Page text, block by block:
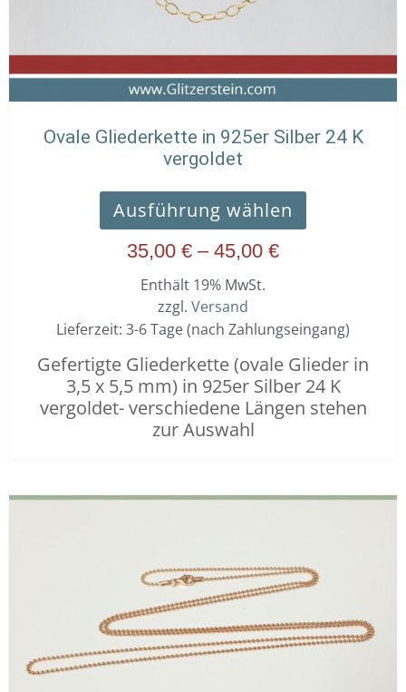
Ovale Gliederkette in 925er Silber 24 K
vergoldet
Ausführung wählen
gewählt
werden
35,00 € – 45,00 €
Enthält 19% MwSt.
zzgl. Versand
Lieferzeit: 3-6 Tage (nach Zahlungseingang)
Gefertigte Gliederkette (ovale Glieder in
3,5 x 5,5 mm) in 925er Silber 24 K
vergoldet- verschiedene Längen stehen
zur Auswahl
Dieses
mehrere
Varianten
Die
Preisspanne:
45,00 €